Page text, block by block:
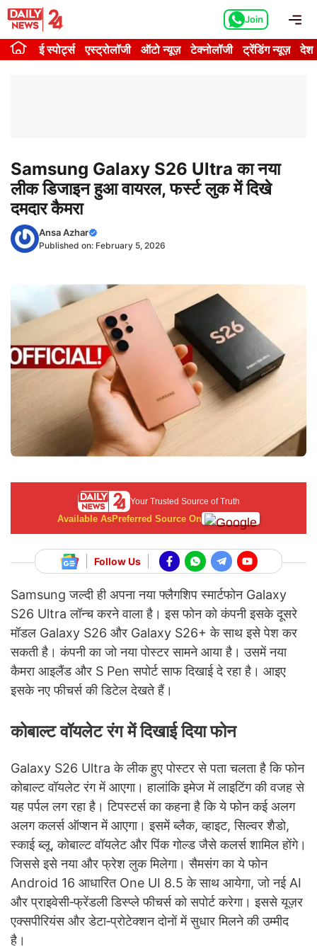
Skip
content
Join
ई स्पोर्ट्स एस्ट्रोलॉजी ऑटो न्यूज़ टेक्नोलॉजी ट्रेंडिंग न्यूज़ देश
Samsung Galaxy S26 Ultra का नया
लीक डिजाइन हुआ वायरल, फर्स्ट लुक में दिखे
दमदार कैमरा
Ansa Azhar
Published on: February 5, 2026
Your Trusted Source of Truth
Available AsPreferred Source On
Follow Us
Samsung जल्दी ही अपना नया फ्लैगशिप स्मार्टफोन Galaxy
S26 Ultra लॉन्च करने वाला है। इस फोन को कंपनी इसके दूसरे
मॉडल Galaxy S26 और Galaxy S26+ के साथ इसे पेश कर
सकती है। कंपनी का जो नया पोस्टर सामने आया है। उसमें नया
कैमरा आइलैंड और S Pen सपोर्ट साफ दिखाई दे रहा है। आइए
इसके नए फीचर्स की डिटेल देखते हैं।
कोबाल्ट वॉयलेट रंग में दिखाई दिया फोन
Galaxy S26 Ultra के लीक हुए पोस्टर से पता चलता है कि फोन
कोबाल्ट वॉयलेट रंग में आएगा। हालांकि इमेज में लाइटिंग की वजह से
यह पर्पल लग रहा है। टिपस्टर्स का कहना है कि ये फोन कई अलग
अलग कलर्स ऑप्शन में आएगा। इसमें ब्लैक, व्हाइट, सिल्वर शैडो,
स्काई ब्लू, कोबाल्ट वॉयलेट और पिंक गोल्ड जैसे कलर्स शामिल होंगे।
जिससे इसे नया और फ्रेश लुक मिलेगा। सैमसंग का ये फोन
Android 16 आधारित One UI 8.5 के साथ आयेगा, जो नई AI
और प्राइवेसी‑फ्रेंडली डिस्प्ले फीचर्स को सपोर्ट करेगा। इससे यूज़र
एक्सपीरियंस और डेटा‑प्रोटेक्शन दोनों में सुधार मिलने की उम्मीद
है।